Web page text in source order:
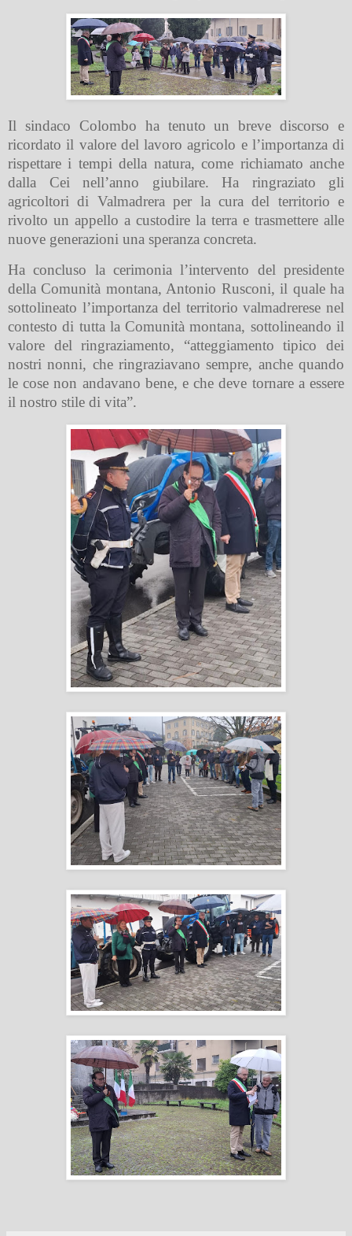
Il sindaco Colombo ha tenuto un breve discorso e
ricordato il valore del lavoro agricolo e l’importanza di
rispettare i tempi della natura, come richiamato anche
dalla Cei nell’anno giubilare. Ha ringraziato gli
agricoltori di Valmadrera per la cura del territorio e
rivolto un appello a custodire la terra e trasmettere alle
nuove generazioni una speranza concreta.
Ha concluso la cerimonia l’intervento del presidente
della Comunità montana, Antonio Rusconi, il quale ha
sottolineato l’importanza del territorio valmadrerese nel
contesto di tutta la Comunità montana, sottolineando il
valore del ringraziamento, “atteggiamento tipico dei
nostri nonni, che ringraziavano sempre, anche quando
le cose non andavano bene, e che deve tornare a essere
il nostro stile di vita”.